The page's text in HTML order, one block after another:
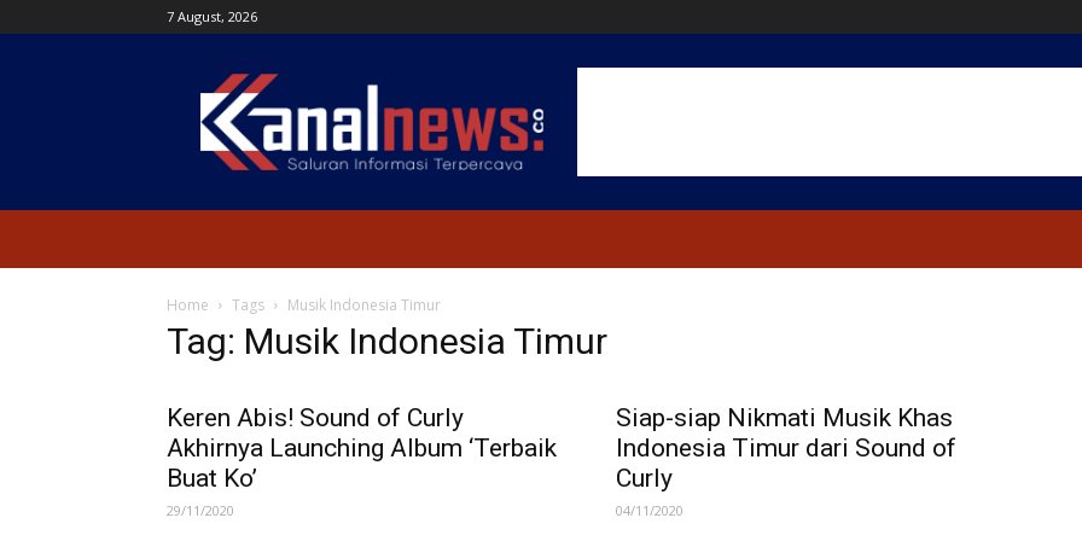
7 August, 2026
Kanal
News
Home Tags Musik Indonesia Timur
Tag: Musik Indonesia Timur
Keren Abis! Sound of Curly
Akhirnya Launching Album ‘Terbaik
Buat Ko’
29/11/2020
Siap-siap Nikmati Musik Khas
Indonesia Timur dari Sound of
Curly
04/11/2020